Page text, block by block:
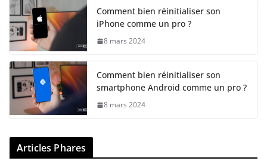
Comment bien réinitialiser son
iPhone comme un pro ?
8 mars 2024
Comment bien réinitialiser son
smartphone Android comme un pro ?
8 mars 2024
Articles Phares